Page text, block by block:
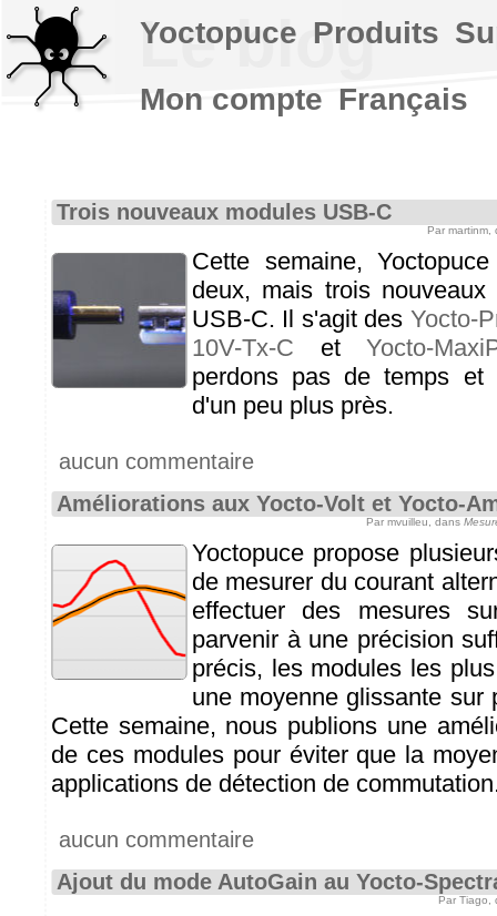
Le blog
Trois nouveaux modules USB-C
Par
Cette semaine,
deux, mais trois
USB-C. Il s'agit des Yocto-
10V-Tx-C etYocto-
perdons pas de temps et
d'un peu plus près.
aucun commentaire
Améliorations aux Yocto-Volt et Yocto-
Par mvuilleu, dans
Yoctopuce propose
de mesurer du courant
effectuer des mesures
parvenir à une précision
précis, les modules les
une moyenne glissante sur
Cette semaine, nous publions une
de ces modules pour éviter que la
applications de détection de
aucun commentaire
Ajout du mode AutoGain au Yocto-
Par Tiago,
Yoctopuce Produits
Mon compte Français